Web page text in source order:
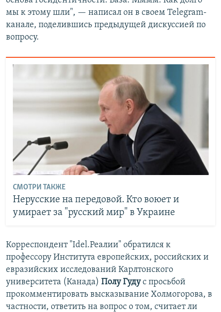
мы к этому шли", — написал он в своем Telegram-
канале, поделившись предыдущей дискуссией по
вопросу.
СМОТРИ ТАКЖЕ
Нерусские на передовой. Кто воюет и
умирает за "русский мир" в Украине
Корреспондент "Idel.Реалии" обратился к
профессору Института европейских, российских и
евразийских исследований Карлтонского
университета (Канада) Полу Гудус просьбой
прокомментировать высказывание Холмогорова, в
частности, ответить на вопрос о том, считает ли